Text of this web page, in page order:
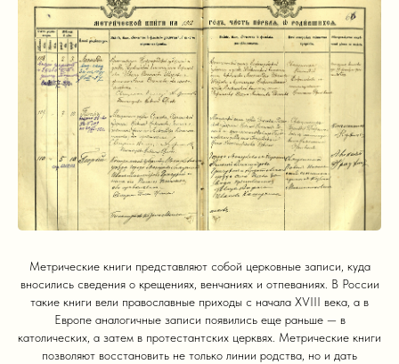
Метрические книги представляют собой церковные записи, куда
вносились сведения о крещениях, венчаниях и отпеваниях. В России
такие книги вели православные приходы с начала XVIII века, а в
Европе аналогичные записи появились еще раньше — в
католических, а затем в протестантских церквях. Метрические книги
позволяют восстановить не только линии родства, но и дать